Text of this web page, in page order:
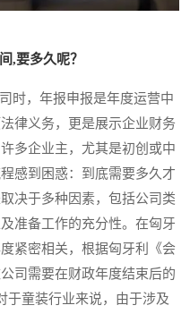
,要多久呢？
，年报申报是年度运营中
律义务，更是展示企业财务
多企业主，尤其是初创或中
感到困惑：到底需要多久才
决于多种因素，包括公司类
准备工作的充分性。在匈牙
紧密相关，根据匈牙利《会
司需要在财政年度结束后的
于童装行业来说，由于涉及